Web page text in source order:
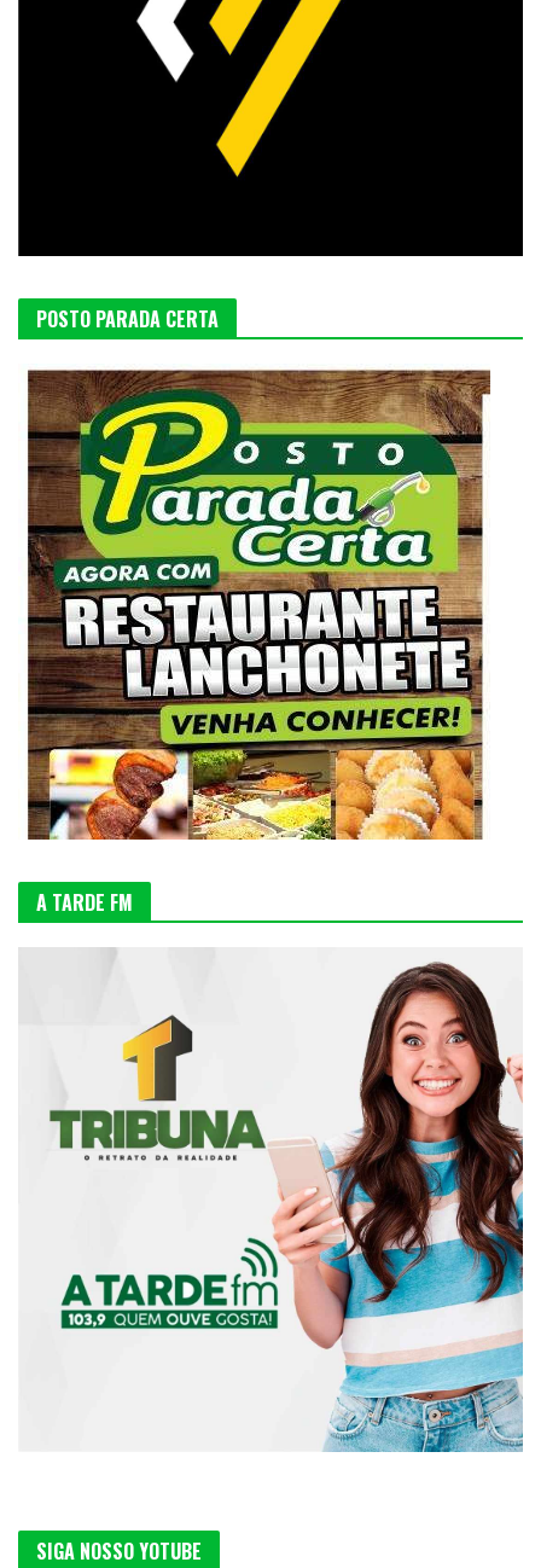
POSTO PARADA CERTA
A TARDE FM
SIGA NOSSO YOTUBE